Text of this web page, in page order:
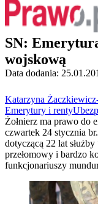
SN:
wojskową
Data dodania:
Katarzyna
Emerytury i renty
Żołnierz ma prawo do
czwartek 24 stycznia
dotyczącą 22 lat
przełomowy i bardzo
funkcjonariuszy